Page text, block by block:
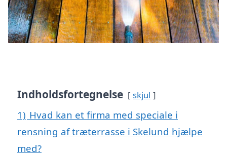
Indholdsfortegnelse skjul
1) Hvad kan et firma med speciale i
rensning af træterrasse i Skelund hjælpe
med?